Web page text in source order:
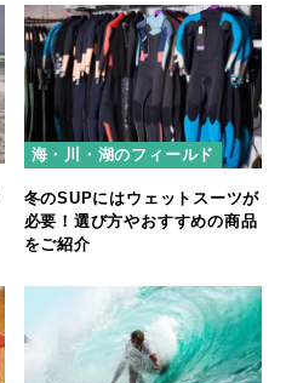
海・川・湖のフィールド
冬のSUPにはウェットスーツが
必要！選び方やおすすめの商品
をご紹介